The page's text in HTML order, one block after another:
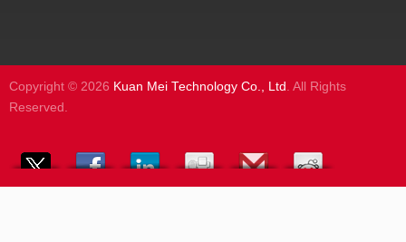
Copyright © 2026 Kuan Mei Technology Co., Ltd . All Rights
Reserved.